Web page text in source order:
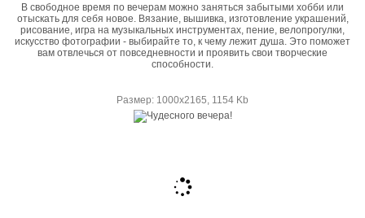
В свободное время по вечерам можно заняться забытыми хобби или
отыскать для себя новое. Вязание, вышивка, изготовление украшений,
рисование, игра на музыкальных инструментах, пение, велопрогулки,
искусство фотографии - выбирайте то, к чему лежит душа. Это поможет
вам отвлечься от повседневности и проявить свои творческие
способности.
Размер: 1000х2165, 1154 Kb